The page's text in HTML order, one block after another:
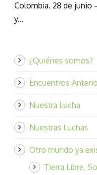
Colombia. 28 de junio
y...
¿Quiénes somos?
Encuentros
Nuestra Lucha
Nuestras Luchas
Otro mundo ya
Tierra Libre,